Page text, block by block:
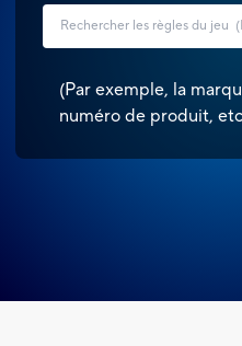
(Par exemple, la
numéro de produit,